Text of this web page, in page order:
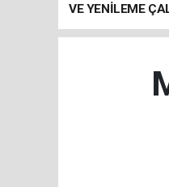
VE YENİLEME
SÜRÜYOR